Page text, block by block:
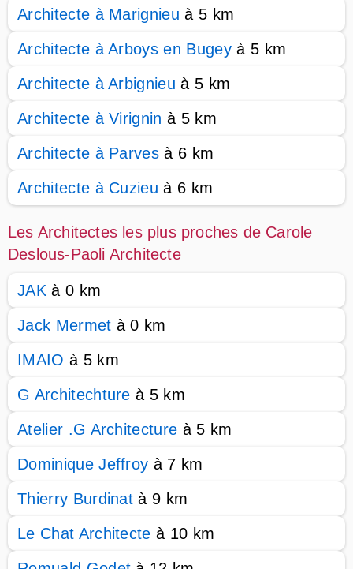
Architecte à Marignieu à 5 km
Architecte à Arboys en Bugeyà 5 km
Architecte à Arbignieu à 5 km
Architecte à Virignin à 5 km
Architecte à Parves à 6 km
Architecte à Cuzieu à 6 km
Les Architectes les plus proches de Carole
Deslous-Paoli Architecte
JAK à 0 km
Jack Mermet à 0 km
IMAIO à 5 km
G Architechture à 5 km
Atelier .G Architecture à 5 km
Dominique Jeffroy à 7 km
Thierry Burdinat à 9 km
Le Chat Architecte à 10 km